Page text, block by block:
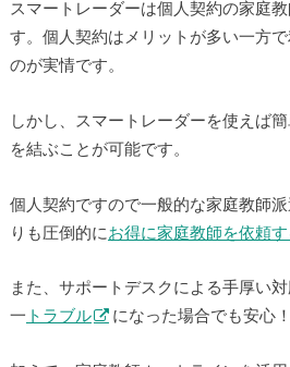
スマートレーダーは個人契約の家庭
す。個人契約はメリットが多い一方
のが実情です。
しかし、スマートレーダーを使えば
を結ぶことが可能です。
個人契約ですので一般的な家庭教師
りも圧倒的に お得に家庭教師を依頼す
また、サポートデスクによる手厚い
一 トラブル になった場合でも安心！